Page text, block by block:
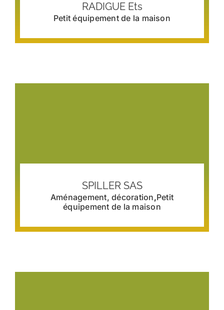
RADIGUE Ets
Petit équipement de la maison
SPILLER SAS
Aménagement, décoration,Petit
équipement de la maison